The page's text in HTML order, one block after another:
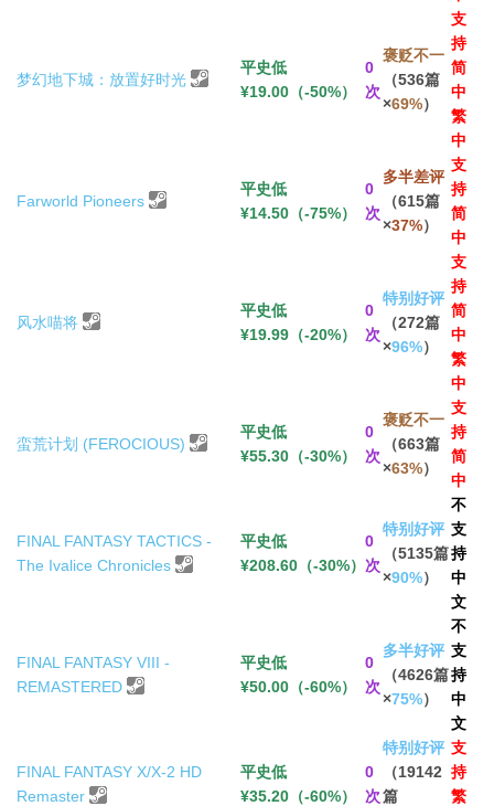
梦幻地下城：放置好时光
平史低
¥19.00（-50%）
0
次
褒贬不一
（536篇
×69%）
支
持
简
中
繁
中
Farworld Pioneers
平史低
¥14.50（-75%）
0
次
多半差评
（615篇
×37%）
支
持
简
中
风水喵将
平史低
¥19.99（-20%）
0
次
特别好评
（272篇
×96%）
支
持
简
中
繁
中
蛮荒计划 (FEROCIOUS)
平史低
¥55.30（-30%）
0
次
褒贬不一
（663篇
×63%）
支
持
简
中
FINAL FANTASY TACTICS -
The Ivalice Chronicles
平史低
¥208.60（-30%）
0
次
特别好评
（5135篇
×90%）
不
支
持
中
文
FINAL FANTASY VIII -
REMASTERED
平史低
¥50.00（-60%）
0
次
多半好评
（4626篇
×75%）
不
支
持
中
文
FINAL FANTASY X/X-2 HD
Remaster
平史低
¥35.20（-60%）
0
次
特别好评
（19142
篇
支
持
繁